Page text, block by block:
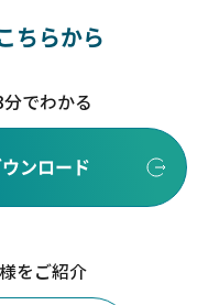
ちらから
でわかる
ンロード
をご紹介